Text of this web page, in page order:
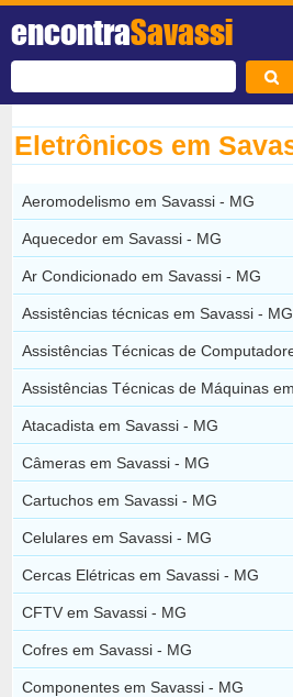
encontraSavassi
Eletrônicos em
Aeromodelismo em Savassi - MG
Aquecedor em Savassi - MG
Ar Condicionado em Savassi - MG
Assistências técnicas em Savassi - MG
Assistências Técnicas de
Assistências Técnicas de Máquinas
Atacadista em Savassi - MG
Câmeras em Savassi - MG
Cartuchos em Savassi - MG
Celulares em Savassi - MG
Cercas Elétricas em Savassi - MG
CFTV em Savassi - MG
Cofres em Savassi - MG
Componentes em Savassi - MG